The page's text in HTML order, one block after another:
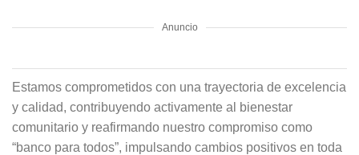
Anuncio
Estamos comprometidos con una trayectoria de excelencia
y calidad, contribuyendo activamente al bienestar
comunitario y reafirmando nuestro compromiso como
“banco para todos”, impulsando cambios positivos en toda